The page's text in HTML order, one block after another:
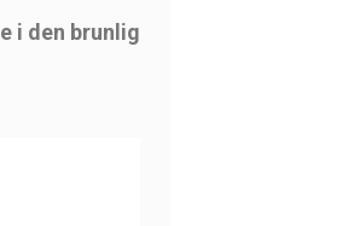
i den brunlig